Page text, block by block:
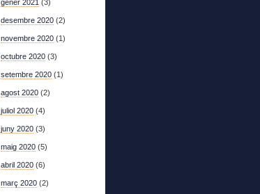
gener 2021 (3)
desembre 2020 (2)
novembre 2020 (1)
octubre 2020 (3)
setembre 2020 (1)
agost 2020 (2)
juliol 2020 (4)
juny 2020 (3)
maig 2020 (5)
abril 2020 (6)
març 2020 (2)